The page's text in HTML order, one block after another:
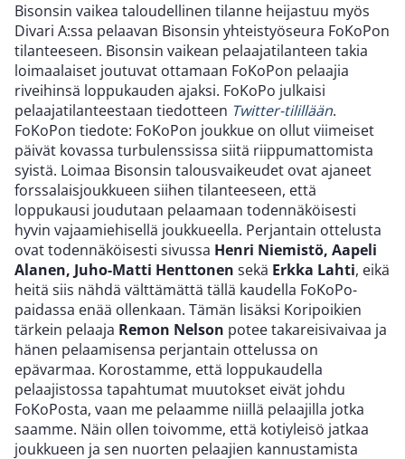
Bisonsin vaikea taloudellinen tilanne heijastuu myös
Divari A:ssa pelaavan Bisonsin yhteistyöseura FoKoPon
tilanteeseen. Bisonsin vaikean pelaajatilanteen takia
loimaalaiset joutuvat ottamaan FoKoPon pelaajia
riveihinsä loppukauden ajaksi. FoKoPo julkaisi
pelaajatilanteestaan tiedotteen Twitter-tilillään.
FoKoPon tiedote: FoKoPon joukkue on ollut viimeiset
päivät kovassa turbulenssissa siitä riippumattomista
syistä. Loimaa Bisonsin talousvaikeudet ovat ajaneet
forssalaisjoukkueen siihen tilanteeseen, että
loppukausi joudutaan pelaamaan todennäköisesti
hyvin vajaamiehisellä joukkueella. Perjantain ottelusta
ovat todennäköisesti sivussa Henri Niemistö, Aapeli
Alanen, Juho-Matti Henttonen sekä Erkka Lahti, eikä
heitä siis nähdä välttämättä tällä kaudella FoKoPo-
paidassa enää ollenkaan. Tämän lisäksi Koripoikien
tärkein pelaaja Remon Nelson potee takareisivaivaa ja
hänen pelaamisensa perjantain ottelussa on
epävarmaa. Korostamme, että loppukaudella
pelaajistossa tapahtumat muutokset eivät johdu
FoKoPosta, vaan me pelaamme niillä pelaajilla jotka
saamme. Näin ollen toivomme, että kotiyleisö jatkaa
joukkueen ja sen nuorten pelaajien kannustamista